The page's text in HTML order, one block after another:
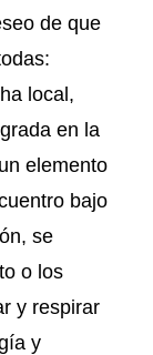
de que
local,
en la
elemento
bajo
se
o los
y respirar
y